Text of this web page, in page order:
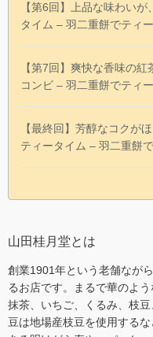
【第6回】上品な味わい
タイム – 羽二重餅でティ
【第7回】爽快な香味の
コンビ – 羽二重餅でティ
【最終回】芳醇なコクが
ティータイム – 羽二重餅
山田桂月堂とは
創業1901年という老舗なが
るお店です。まるで華のよ
抹茶、いちご、くるみ、枝
豆は地場産枝豆を使用する